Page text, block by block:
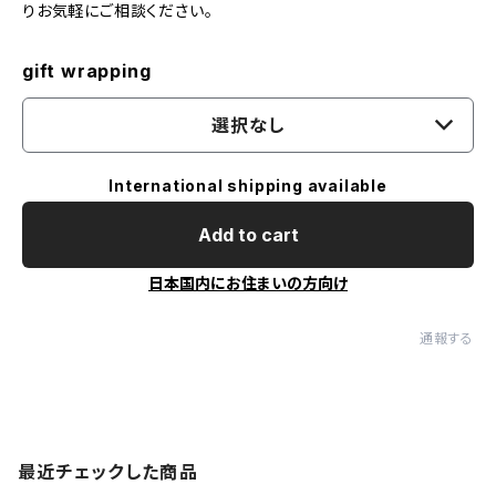
りお気軽にご相談ください。
gift wrapping
選択なし
International shipping available
Add to cart
日本国内にお住まいの方向け
通報する
最近チェックした商品